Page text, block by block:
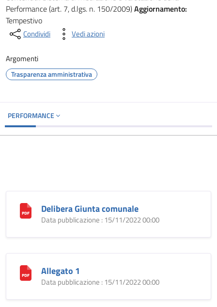
Performance (art. 7, d.lgs. n. 150/2009)Aggiornamento:
Tempestivo
Condividi Vedi azioni
Argomenti
Trasparenza amministrativa
PERFORMANCE
Delibera Giunta comunale
Data pubblicazione : 15/11/2022 00:00
Allegato 1
Data pubblicazione : 15/11/2022 00:00